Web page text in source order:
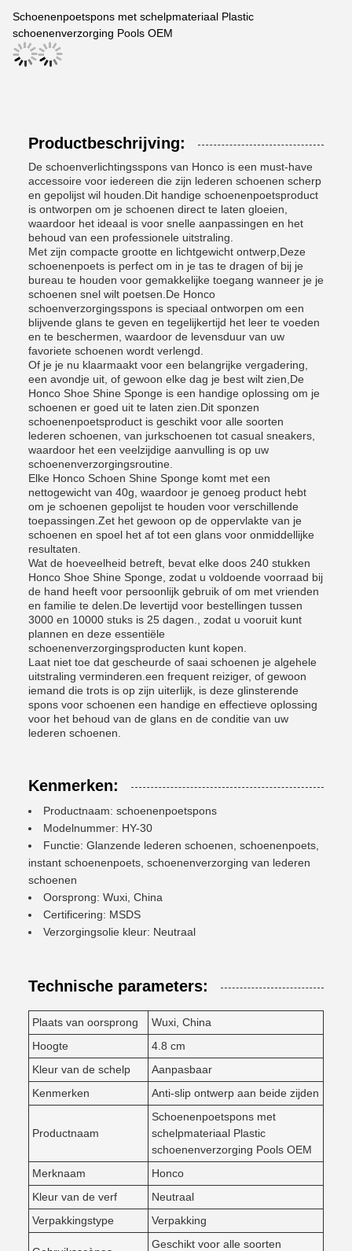
Schoenenpoetspons met schelpmateriaal Plastic
schoenenverzorging Pools OEM
Productbeschrijving:
De schoenverlichtingsspons van Honco is een must-have
accessoire voor iedereen die zijn lederen schoenen scherp
en gepolijst wil houden.Dit handige schoenenpoetsproduct
is ontworpen om je schoenen direct te laten gloeien,
waardoor het ideaal is voor snelle aanpassingen en het
behoud van een professionele uitstraling.
Met zijn compacte grootte en lichtgewicht ontwerp,Deze
schoenenpoets is perfect om in je tas te dragen of bij je
bureau te houden voor gemakkelijke toegang wanneer je je
schoenen snel wilt poetsen.De Honco
schoenverzorgingsspons is speciaal ontworpen om een
blijvende glans te geven en tegelijkertijd het leer te voeden
en te beschermen, waardoor de levensduur van uw
favoriete schoenen wordt verlengd.
Of je je nu klaarmaakt voor een belangrijke vergadering,
een avondje uit, of gewoon elke dag je best wilt zien,De
Honco Shoe Shine Sponge is een handige oplossing om je
schoenen er goed uit te laten zien.Dit sponzen
schoenenpoetsproduct is geschikt voor alle soorten
lederen schoenen, van jurkschoenen tot casual sneakers,
waardoor het een veelzijdige aanvulling is op uw
schoenenverzorgingsroutine.
Elke Honco Schoen Shine Sponge komt met een
nettogewicht van 40g, waardoor je genoeg product hebt
om je schoenen gepolijst te houden voor verschillende
toepassingen.Zet het gewoon op de oppervlakte van je
schoenen en spoel het af tot een glans voor onmiddellijke
resultaten.
Wat de hoeveelheid betreft, bevat elke doos 240 stukken
Honco Shoe Shine Sponge, zodat u voldoende voorraad bij
de hand heeft voor persoonlijk gebruik of om met vrienden
en familie te delen.De levertijd voor bestellingen tussen
3000 en 10000 stuks is 25 dagen., zodat u vooruit kunt
plannen en deze essentiële
schoenenverzorgingsproducten kunt kopen.
Laat niet toe dat gescheurde of saai schoenen je algehele
uitstraling verminderen.een frequent reiziger, of gewoon
iemand die trots is op zijn uiterlijk, is deze glinsterende
spons voor schoenen een handige en effectieve oplossing
voor het behoud van de glans en de conditie van uw
lederen schoenen.
Kenmerken:
Productnaam: schoenenpoetspons
Modelnummer: HY-30
Functie: Glanzende lederen schoenen, schoenenpoets,
instant schoenenpoets, schoenenverzorging van lederen
schoenen
Oorsprong: Wuxi, China
Certificering: MSDS
Verzorgingsolie kleur: Neutraal
Technische parameters:
Plaats van oorsprong
Wuxi, China
Hoogte
4.8 cm
Kleur van de schelp
Aanpasbaar
Kenmerken
Anti-slip ontwerp aan beide zijden
Productnaam
Schoenenpoetspons met
schelpmateriaal Plastic
schoenenverzorging Pools OEM
Merknaam
Honco
Kleur van de verf
Neutraal
Verpakkingstype
Verpakking
Geschikt voor alle soorten